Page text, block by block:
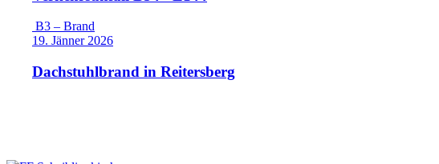
B3 – Brand
19. Jänner 2026
Dachstuhlbrand in Reitersberg